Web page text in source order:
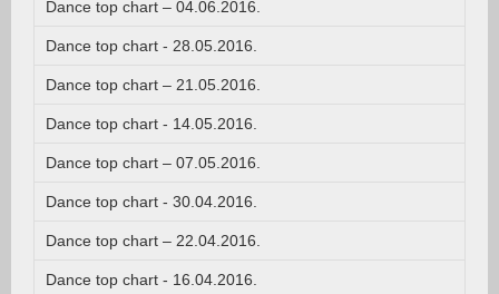
Dance top chart – 04.06.2016.
Dance top chart - 28.05.2016.
Dance top chart – 21.05.2016.
Dance top chart - 14.05.2016.
Dance top chart – 07.05.2016.
Dance top chart - 30.04.2016.
Dance top chart – 22.04.2016.
Dance top chart - 16.04.2016.